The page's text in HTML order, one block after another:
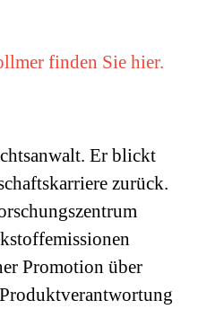
finden Sie hier.
Er blickt
zurück.
Promotion über